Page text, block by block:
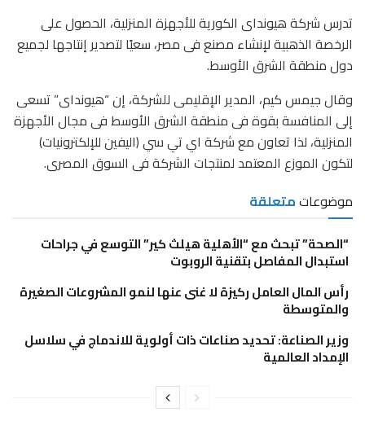
تدرس شركة هيونداى الكورية للأجهزة المنزلية، الحصول على
الرخصة الذهبية لإنشاء مصنع فى مصر، سعيًا لتصدير إنتاجها لجميع
دول منطقة الشرق الأوسط.
وقال جيمس كيم، المدير الإقليمى للشركة، إن “هيونداى” تسعى
إلى المنافسة بقوة فى منطقة الشرق الأوسط فى مجال الأجهزة
المنزلية، لذا تعاون مع شركة اي تي سي (اليفين للإلكترونيات)
لتكون الموزع المعتمد لمنتجات الشركة فى السوق المصرى.
موضوعاتمتعلقة
“الصحة” تبحث مع “الأهلية هيلث كير” التوسع في جراحات
استبدال المفاصل بتقنية الروبوت
رأس المال العامل ركيزة لا غنى عنها لنمو المشروعات الصغيرة
والمتوسطة
وزير الصناعة: تحديد صناعات ذات أولوية للاندماج في سلاسل
الإمداد العالمية